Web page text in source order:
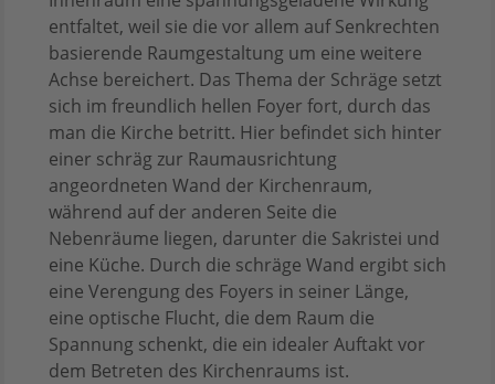
entfaltet, weil sie die vor allem auf Senkrechten
basierende Raumgestaltung um eine weitere
Achse bereichert. Das Thema der Schräge setzt
sich im freundlich hellen Foyer fort, durch das
man die Kirche betritt. Hier befindet sich hinter
einer schräg zur Raumausrichtung
angeordneten Wand der Kirchenraum,
während auf der anderen Seite die
Nebenräume liegen, darunter die Sakristei und
eine Küche. Durch die schräge Wand ergibt sich
eine Verengung des Foyers in seiner Länge,
eine optische Flucht, die dem Raum die
Spannung schenkt, die ein idealer Auftakt vor
dem Betreten des Kirchenraums ist.